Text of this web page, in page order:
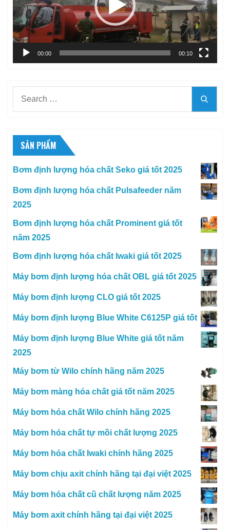
00:00 00:10
SẢN PHẨM
Bơm định lượng hóa chất Seko giá tốt 2025
Bơm định lượng hóa chất Pulsafeeder năm
2025
Bơm định lượng hóa chất Prominent giá tốt
năm 2025
Bơm định lượng hóa chất Iwaki giá tốt 2025
Máy bơm định lượng hóa chất OBL giá tốt 2025
Máy bơm định lượng CLO giá tốt 2025
Máy bơm định lượng Blue White C6125P giá tốt
Máy bơm định lượng Blue White giá tốt năm
2025
Máy bơm từ Wilo chính hãng năm 2025
Máy bơm màng hóa chất giá tốt năm 2025
Máy bơm hóa chất Wilo chính hãng 2025
Máy bơm hóa chất tự mồi chất lượng 2025
Máy bơm hóa chất Iwaki chính hãng 2025
Máy bơm chịu axit chính hãng tại đại việt 2025
Máy bơm hóa chất cũ chất lượng năm 2025
Máy bơm axit chính hãng tại đại việt 2025